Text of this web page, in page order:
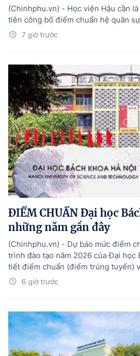
7 giờ trước
(Chinhphu.vn) - Học viện Hậu cần
tiên công bố điểm chuẩn hệ quân
ĐIỂM CHUẨN Đại học
những năm gần đây
6 giờ trước
(Chinhphu.vn) - Dự báo mức điểm
trình đào tạo năm 2026 của Đại học
tiết điểm chuẩn (điểm trúng tuyển)